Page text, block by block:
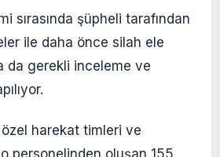
sırasında şüpheli tarafından
ile daha önce silah ele
da gerekli inceleme ve
harekat timleri ve